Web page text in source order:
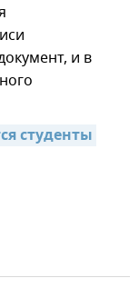
и в
студенты